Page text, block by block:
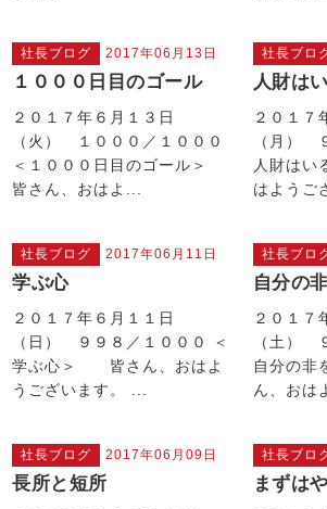
社長ブログ 2017年06月13日
１０００日目のゴール
２０１７年６月１３日
（火） １０００／１０００
＜１０００日目のゴール＞
皆さん、おはよ...
社長ブロ
人財は
２０１７
（月）
人財は
はようご
社長ブログ 2017年06月11日
学ぶ心
２０１７年６月１１日
（日） ９９８／１０００ ＜
学ぶ心＞ 皆さん、おはよ
うございます。 ...
社長ブロ
自分の
２０１７
（土）
自分の
ん、おは
社長ブログ 2017年06月09日
長所と短所
社長ブロ
まずは